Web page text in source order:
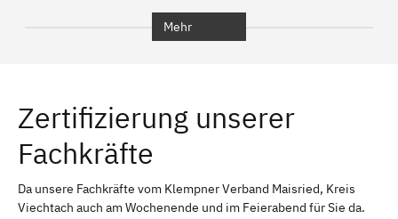
Erlangen Bamberg
Bayreuth
Schweinfurt Passau
Mehr
Zertifizierung unserer
Fachkräfte
Da unsere Fachkräfte vom Klempner Verband Maisried, Kreis
Viechtach auch am Wochenende und im Feierabend für Sie da.